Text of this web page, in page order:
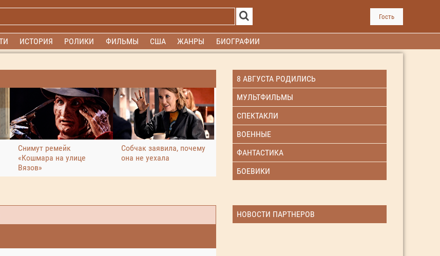
Гость
ИСТОРИЯ РОЛИКИ ФИЛЬМЫ США ЖАНРЫ БИОГРАФИИ
Снимут ремейк
«Кошмара на улице
Вязов»
Собчак заявила, почему
она не уехала
8 АВГУСТА РОДИЛИСЬ
МУЛЬТФИЛЬМЫ
СПЕКТАКЛИ
ВОЕННЫЕ
ФАНТАСТИКА
БОЕВИКИ
НОВОСТИ ПАРТНЕРОВ